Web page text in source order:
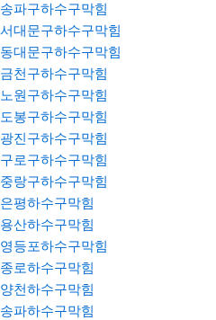
송파구하수구막힘
서대문구하수구막힘
동대문구하수구막힘
금천구하수구막힘
노원구하수구막힘
도봉구하수구막힘
광진구하수구막힘
구로구하수구막힘
중랑구하수구막힘
은평하수구막힘
용산하수구막힘
영등포하수구막힘
종로하수구막힘
양천하수구막힘
송파하수구막힘